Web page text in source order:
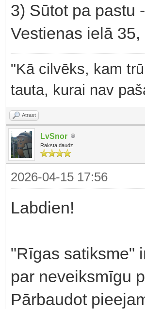
3) Sūtot pa pastu
Vestienas ielā
"Kā cilvēks, kam
tauta, kurai nav
Atrast
LvSnor
Raksta daudz
2026-04-15 17:56
Labdien!
"Rīgas satiksme"
par neveiksmīgu
Pārbaudot